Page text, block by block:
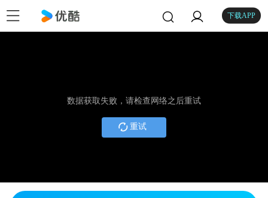
下载APP
数据获取失败，请检查网络之后重试
重试